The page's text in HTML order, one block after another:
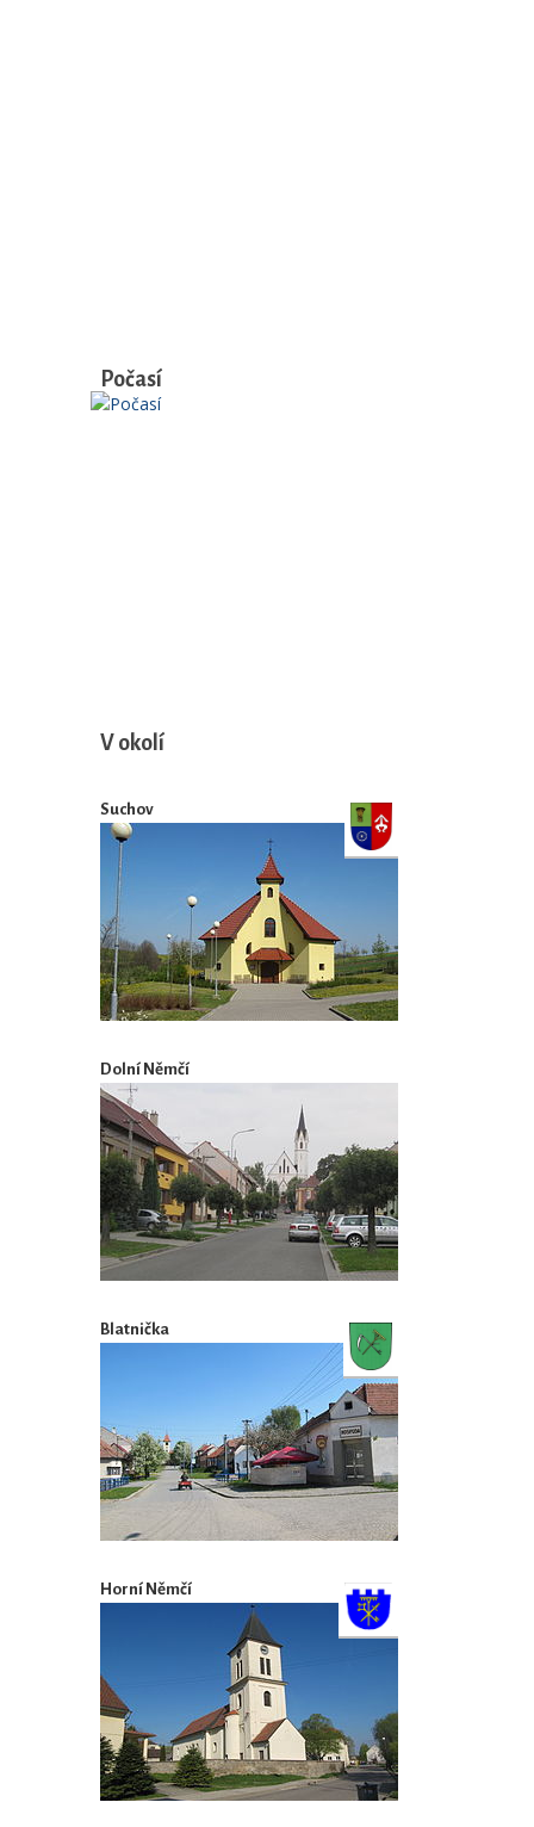
Počasí
V okolí
Suchov
Dolní Němčí
Blatnička
Horní Němčí